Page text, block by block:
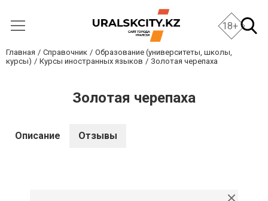
18+
Главная Справочник
Образование (университеты, школы,
курсы)
Курсы иностранных языков Золотая черепаха
Золотая черепаха
Описание Отзывы